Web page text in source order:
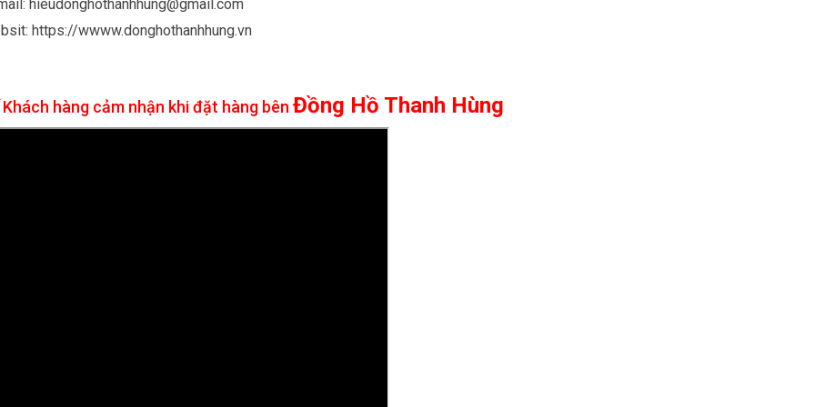
hieudonghothanhhung@gmail.com
https://wwww.donghothanhhung.vn
Khách hàng cảm nhận khi đặt hàng bên Đồng Hồ Thanh Hùng